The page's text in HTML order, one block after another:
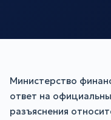
Министерство
ответ на
разъяснения